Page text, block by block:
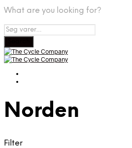
What are you looking for?
Norden
Filter